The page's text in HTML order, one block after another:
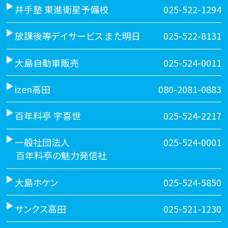
井手塾 東進衛星予備校 025-522-1294
放課後等デイサービス また明日 025-522-8131
大島自動車販売 025-524-0011
izen高田 080-2081-0883
百年料亭 宇喜世 025-524-2217
一般社団法人
百年料亭の魅力発信社
025-524-0001
大島ホケン 025-524-5850
サンクス高田 025-521-1230